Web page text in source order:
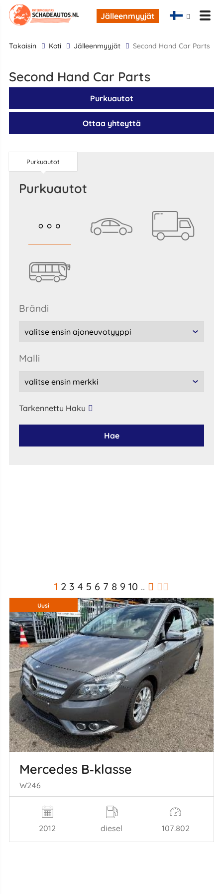
Jälleenmyyjät
takaisin Koti Jälleenmyyjät Second Hand Car Parts
Second Hand Car Parts
Purkuautot
Ottaa yhteyttä
Purkuautot
Purkuautot
Brändi
malli
Tarkennettu Haku
Hae
1 2 3 4 5 6 7 8 9 10 ..
Uusi
Mercedes B‑klasse
W246
2012 diesel 107.802